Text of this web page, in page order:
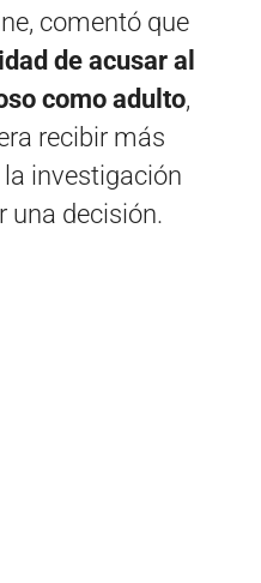
comentó que
de acusar al
como adulto,
recibir más
investigación
una decisión.